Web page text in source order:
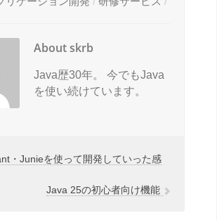
About skrb
Java歴30年。 今でもJava
を使い続けています。
・Junieを使って開発していった感
Java 25の初心者向け機能